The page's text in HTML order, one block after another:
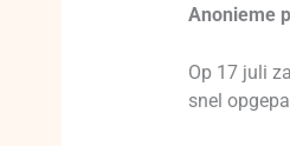
Anonieme
Op 17 juli
snel